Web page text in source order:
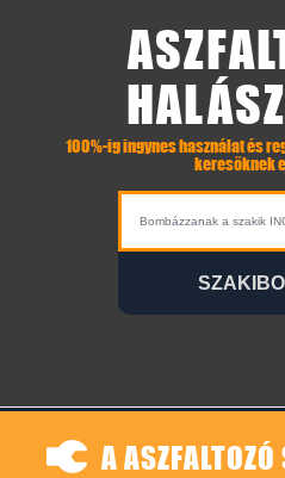
100%-ig ingynes használat és
keresőknek
A